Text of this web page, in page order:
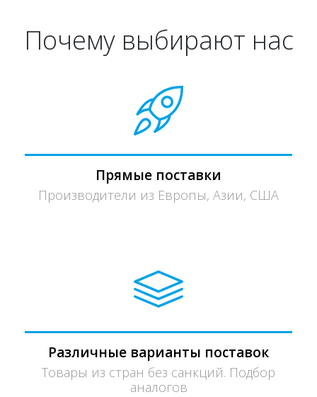
Почему выбирают нас
Прямые поставки
Производители из Европы, Азии, США
Различные варианты поставок
Товары из стран без санкций. Подбор
аналогов